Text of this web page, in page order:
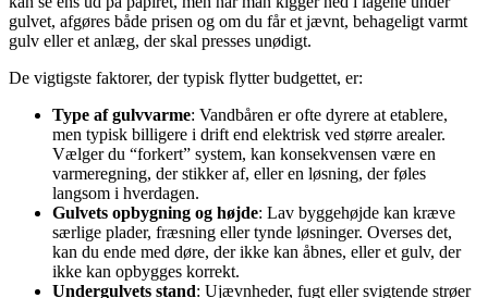
gulvet, afgøres både prisen og om du får et jævnt, behageligt varmt
gulv eller et anlæg, der skal presses unødigt.
De vigtigste faktorer, der typisk flytter budgettet, er:
Type af gulvvarme: Vandbåren er ofte dyrere at etablere,
men typisk billigere i drift end elektrisk ved større arealer.
Vælger du “forkert” system, kan konsekvensen være en
varmeregning, der stikker af, eller en løsning, der føles
langsom i hverdagen.
Gulvets opbygning og højde: Lav byggehøjde kan kræve
særlige plader, fræsning eller tynde løsninger. Overses det,
kan du ende med døre, der ikke kan åbnes, eller et gulv, der
ikke kan opbygges korrekt.
Undergulvets stand: Ujævnheder, fugt eller svigtende strøer